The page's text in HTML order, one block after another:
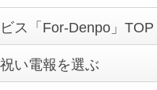
ス「For-Denpo」TOP
い電報を選ぶ